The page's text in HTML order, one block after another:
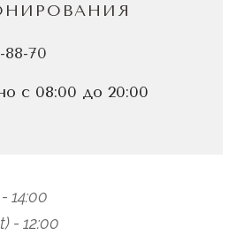
88-70
с 08:00 до 20:00
14:00
- 12:00